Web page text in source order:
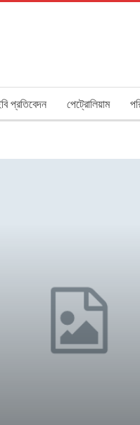
প্রতিবেদন পেট্রোলিয়াম